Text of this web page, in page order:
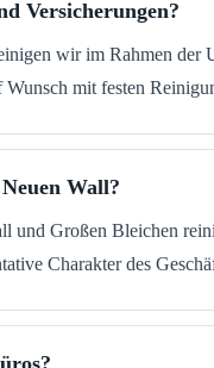
Versicherungen?
wir im Rahmen
mit festen
Wall?
und Großen Bleichen
Charakter des